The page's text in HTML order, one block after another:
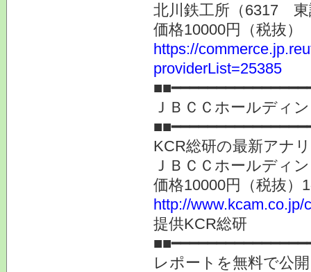
北川鉄工所（6317
価格10000円（税抜）
https://
providerList=25385
ＪＢＣＣホールディ
KCR総研の最新アナ
ＪＢＣＣホールディ
価格10000円（税抜）
http://www.kcam.co.jp/
提供KCR総研
レポートを無料で公